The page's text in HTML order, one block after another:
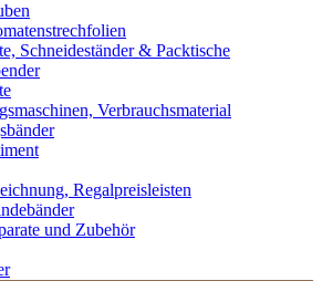
Schneideständer & Packtische
Verbrauchsmaterial
Regalpreisleisten
und Zubehör